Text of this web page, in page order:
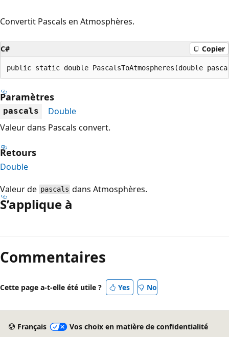
Convertit Pascals en Atmosphères.
C# Copier
public static double PascalsToAtmospheres(double
Paramètres
pascals
Double
Valeur dans Pascals convert.
Retours
Double
Valeur de pascals dans Atmosphères.
S’applique à
lecture
désactivé
Commentaires
Cette page a-t-elle été utile ? Yes No
Français Vos choix en matière de confidentialité